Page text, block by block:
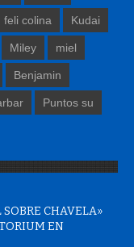
feli colina Kudai
Miley miel
Benjamin
Puntos su
CHAVELA»
EN